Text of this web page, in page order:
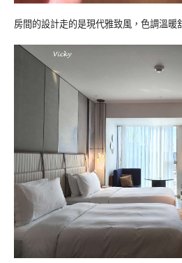
房間的設計走的是現代雅致風，色調溫暖